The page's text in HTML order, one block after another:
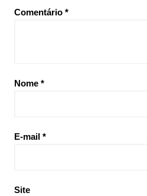
Comentário *
Nome *
E-mail *
Site